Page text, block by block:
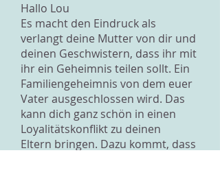
Hallo Lou
Es macht den Eindruck als
verlangt deine Mutter von dir und
deinen Geschwistern, dass ihr mit
ihr ein Geheimnis teilen sollt. Ein
Familiengeheimnis von dem euer
Vater ausgeschlossen wird. Das
kann dich ganz schön in einen
Loyalitätskonflikt zu deinen
Eltern bringen. Dazu kommt, dass